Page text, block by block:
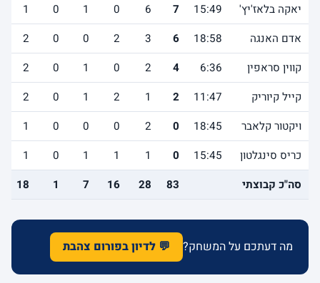
יאקה בלאז'יץ'
15:49
7
6
0
1
0
1
אדם האנגה
18:58
6
3
2
0
0
2
קווין סראפין
6:36
4
2
0
1
0
2
קייל קיוריק
11:47
2
1
2
1
0
2
ויקטור קלאבר
18:45
0
2
0
0
0
1
כריס סינגלטון
15:45
0
1
1
1
0
1
סה"כ קבוצתי
83
28
16
7
1
18
מה דעתכם על המשחק? 💬 לדיון בפורום צהבת